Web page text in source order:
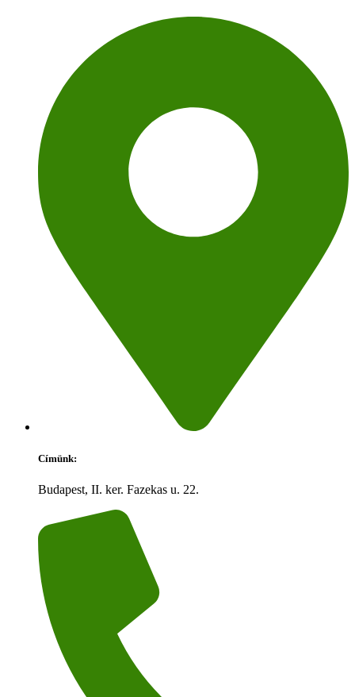
Címünk:
Budapest, II. ker. Fazekas u. 22.